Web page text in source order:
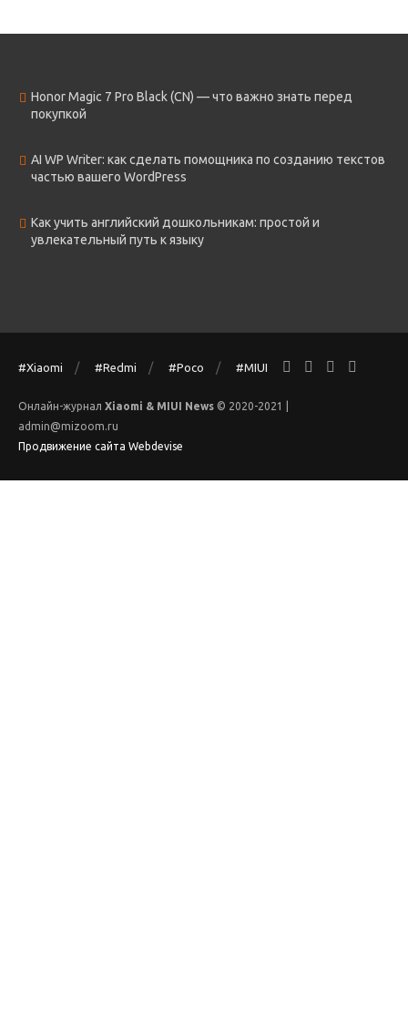
Honor Magic 7 Pro Black (CN) — что важно знать перед
покупкой
AI WP Writer: как сделать помощника по созданию текстов
частью вашего WordPress
Как учить английский дошкольникам: простой и
увлекательный путь к языку
#Xiaomi #Redmi #Poco #MIUI
Онлайн-журнал Xiaomi & MIUI News © 2020-2021 |
admin@mizoom.ru
Продвижение сайта Webdevise